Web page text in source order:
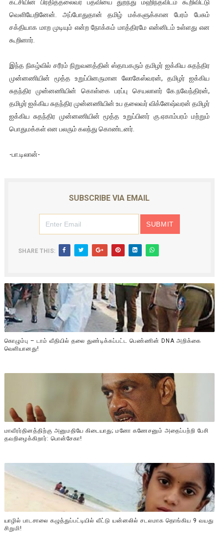
கட்சியின் பிரதித்தலைவர் பதவியை துறந்து மஹிந்தவிடம் கூறிவிட்டு
வெளியேறினேன். அப்போதுதான் தமிழ் மக்களுக்கான பேரம் பேசும்
சக்தியாக மாற முடியும் என்ற நோக்கம் மாத்திரமே என்னிடம் உள்ளது என
கூறினார்.
இந்த நிகழ்வில் சரீரம் நிறுவனத்தின் ஸ்தாபகரும் தமிழர் ஐக்கிய சுதந்திர
முன்னணியின் மூத்த உறுப்பினருமான லோகேஸ்வரன், தமிழர் ஐக்கிய
சுதந்திர முன்னணியின் கொள்கை பரப்பு செயலாளர் கே.நவேந்திரன்,
தமிழர் ஐக்கிய சுதந்திர முன்னணியின் உப தலைவர் விக்னேஷ்வரன் தமிழர்
ஐக்கிய சுதந்திர முன்னணியின் மூத்த உறுப்பினர் கு.ஏகாம்பரம் மற்றும்
பொதுமக்கள் என பலரும் கலந்து கொண்டனர்.
-பா.டிலான்-
SUBSCRIBE VIA EMAIL
SHARE THIS:
கொழும்பு – டாம் வீதியில் தலை துண்டிக்கப்பட்ட பெண்ணின் DNA அறிக்கை
வௌியானது!
மாவீரர்தினத்திற்கு அனுமதியே கிடையாது; மனோ கணேசனும் அதைப்பற்றி பேசி
தவறிழைக்கிறார்: பொன்சேகா!
யாழில் பாடசாலை கழுத்துப்பட்டியில் வீட்டு யன்னலில் சடலமாக தொங்கிய 9 வயது
சிறுமி!